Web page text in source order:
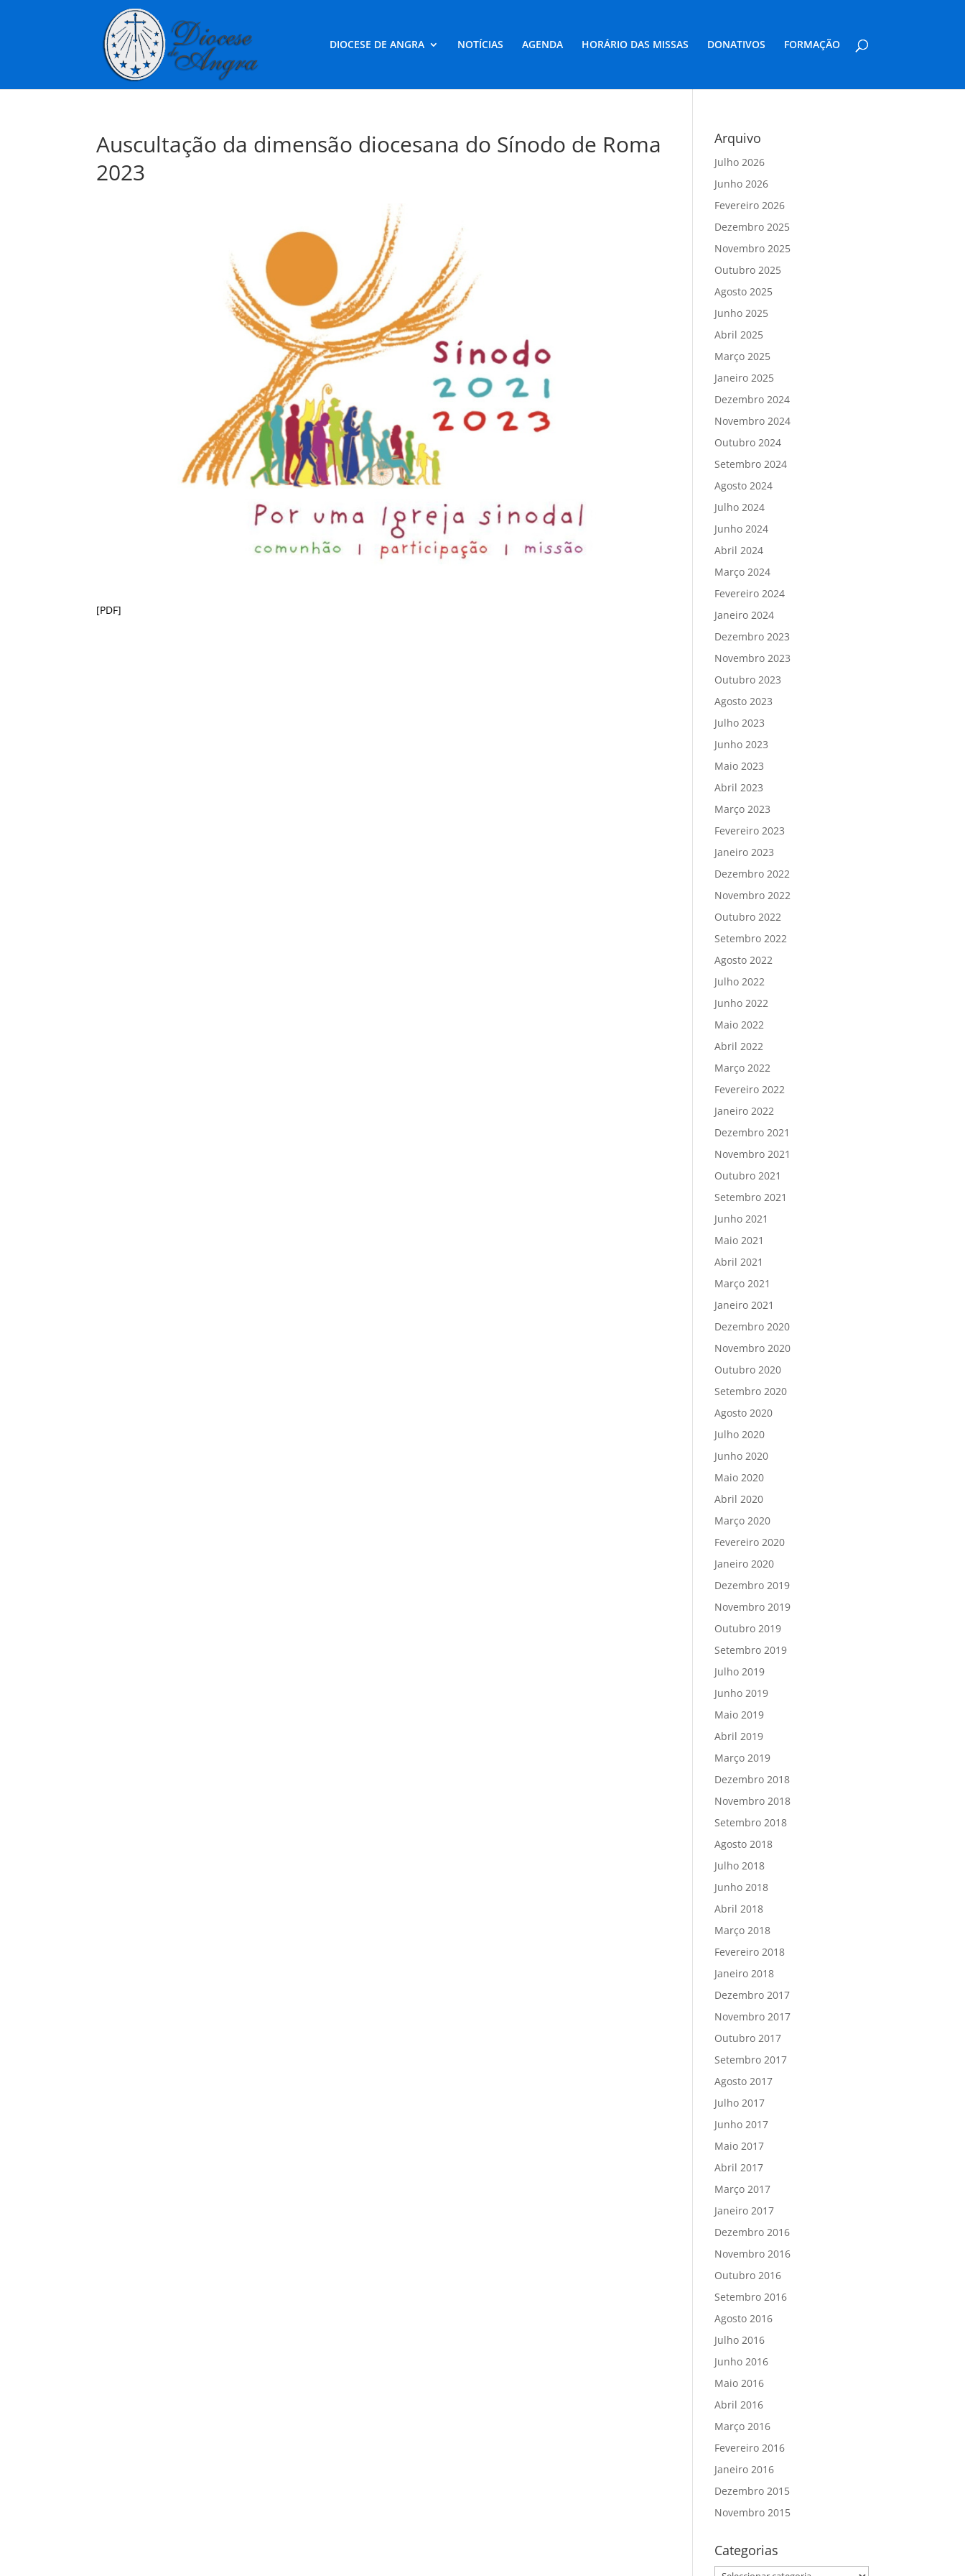
DIOCESE DE ANGRA NOTÍCIAS AGENDA HORÁRIO DAS MISSAS DONATIVOS FORMAÇÃO
Auscultação da dimensão diocesana do Sínodo de Roma
2023
[PDF]
Arquivo
Julho 2026
Junho 2026
Fevereiro 2026
Dezembro 2025
Novembro 2025
Outubro 2025
Agosto 2025
Junho 2025
Abril 2025
Março 2025
Janeiro 2025
Dezembro 2024
Novembro 2024
Outubro 2024
Setembro 2024
Agosto 2024
Julho 2024
Junho 2024
Abril 2024
Março 2024
Fevereiro 2024
Janeiro 2024
Dezembro 2023
Novembro 2023
Outubro 2023
Agosto 2023
Julho 2023
Junho 2023
Maio 2023
Abril 2023
Março 2023
Fevereiro 2023
Janeiro 2023
Dezembro 2022
Novembro 2022
Outubro 2022
Setembro 2022
Agosto 2022
Julho 2022
Junho 2022
Maio 2022
Abril 2022
Março 2022
Fevereiro 2022
Janeiro 2022
Dezembro 2021
Novembro 2021
Outubro 2021
Setembro 2021
Junho 2021
Maio 2021
Abril 2021
Março 2021
Janeiro 2021
Dezembro 2020
Novembro 2020
Outubro 2020
Setembro 2020
Agosto 2020
Julho 2020
Junho 2020
Maio 2020
Abril 2020
Março 2020
Fevereiro 2020
Janeiro 2020
Dezembro 2019
Novembro 2019
Outubro 2019
Setembro 2019
Julho 2019
Junho 2019
Maio 2019
Abril 2019
Março 2019
Dezembro 2018
Novembro 2018
Setembro 2018
Agosto 2018
Julho 2018
Junho 2018
Abril 2018
Março 2018
Fevereiro 2018
Janeiro 2018
Dezembro 2017
Novembro 2017
Outubro 2017
Setembro 2017
Agosto 2017
Julho 2017
Junho 2017
Maio 2017
Abril 2017
Março 2017
Janeiro 2017
Dezembro 2016
Novembro 2016
Outubro 2016
Setembro 2016
Agosto 2016
Julho 2016
Junho 2016
Maio 2016
Abril 2016
Março 2016
Fevereiro 2016
Janeiro 2016
Dezembro 2015
Novembro 2015
Categorias